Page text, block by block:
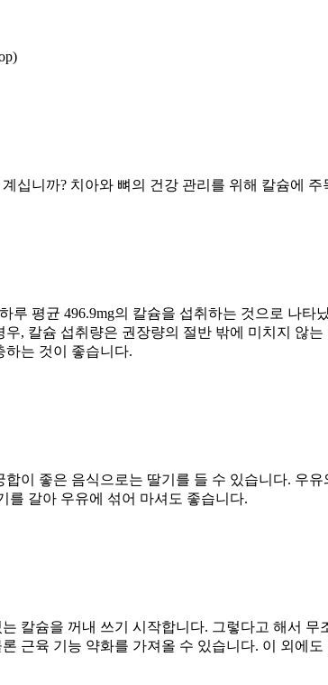
십니까? 치아와 뼈의 건강 관리를 위해 칼슘에 주
평균 496.9mg의 칼슘을 섭취하는 것으로 나
, 칼슘 섭취량은 권장량의 절반 밖에 미치지 않
하는 것이 좋습니다.
이 좋은 음식으로는 딸기를 들 수 있습니다. 우
를 갈아 우유에 섞어 마셔도 좋습니다.
칼슘을 꺼내 쓰기 시작합니다. 그렇다고 해서
근육 기능 약화를 가져올 수 있습니다. 이 외에